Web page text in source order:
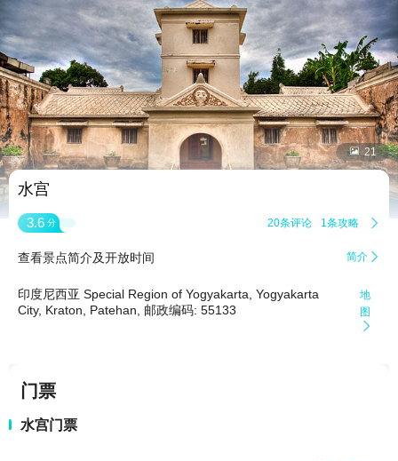
 21
水宫
3.6 分 20条评论 1条攻略 
查看景点简介及开放时间 简介 
印度尼西亚 Special Region of Yogyakarta, Yogyakarta
City, Kraton, Patehan, 邮政编码: 55133
地
图

门票
水宫门票